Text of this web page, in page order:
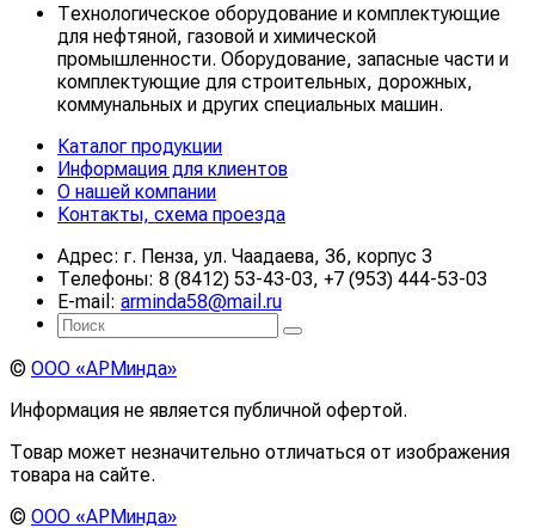
Технологическое оборудование и комплектующие
для нефтяной, газовой и химической
промышленности. Оборудование, запасные части и
комплектующие для строительных, дорожных,
коммунальных и других специальных машин.
Каталог продукции
Информация для клиентов
О нашей компании
Контакты, схема проезда
Адрес: г. Пенза, ул. Чаадаева, 36, корпус 3
Телефоны: 8 (8412) 53-43-03, +7 (953) 444-53-03
E-mail: arminda58@mail.ru
© ООО «АРМинда»
Информация не является публичной офертой.
Товар может незначительно отличаться от изображения
товара на сайте.
© ООО «АРМинда»